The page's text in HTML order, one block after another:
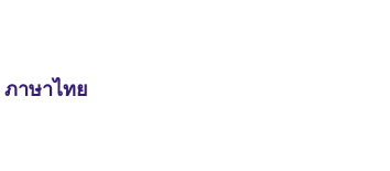
ภาษาไทย